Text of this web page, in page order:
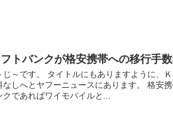
トバンクが格安携帯への移行手
じ～です。 タイトルにもありますように、
なしへとヤフーニュースにあります。 格安
であればワイモバイルと...